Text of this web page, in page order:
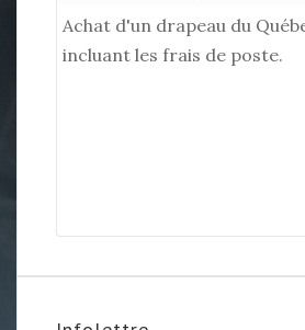
Achat d'un drapeau du
incluant les frais de poste.